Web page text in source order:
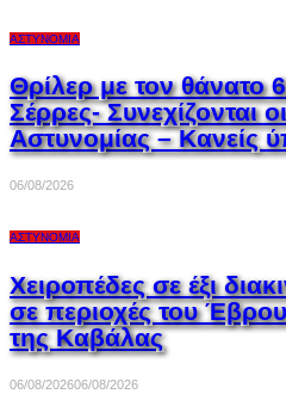
ΑΣΤΥΝΟΜΊΑ
Θρίλερ με τον θάνατο
Σέρρες- Συνεχίζονται
Αστυνομίας – Κανείς
06/08/2026
ΑΣΤΥΝΟΜΊΑ
Χειροπέδες σε έξι
σε περιοχές του
της Καβάλας
06/08/202606/08/2026